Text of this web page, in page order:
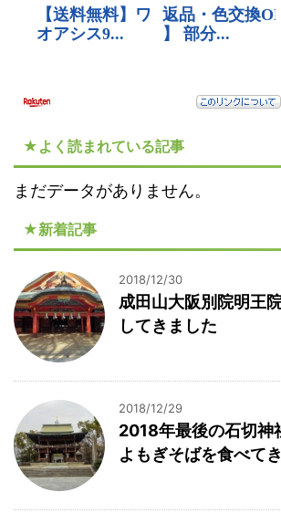
★よく読まれている記事
まだデータがありません。
★新着記事
2018/12/30
成田山大阪別院明王
してきました
2018/12/29
2018年最後の石切神
よもぎそばを食べてき